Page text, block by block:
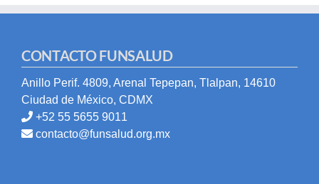
CONTACTO FUNSALUD
Anillo Perif. 4809, Arenal Tepepan, Tlalpan, 14610
Ciudad de México, CDMX
+52 55 5655 9011
contacto@funsalud.org.mx